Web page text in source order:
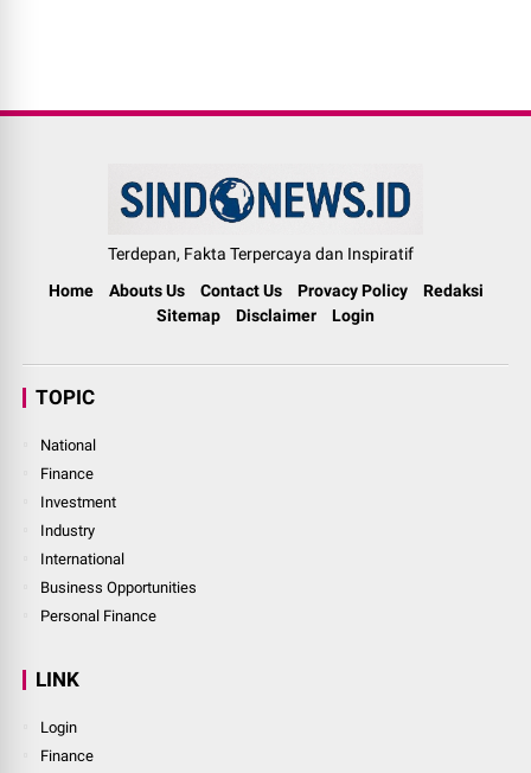
Terdepan, Fakta Terpercaya dan Inspiratif
Home
Abouts Us Contact Us Provacy Policy
Redaksi
Sitemap
Disclaimer Login
TOPIC
National
Finance
Investment
Industry
International
Business Opportunities
Personal Finance
LINK
Login
Finance